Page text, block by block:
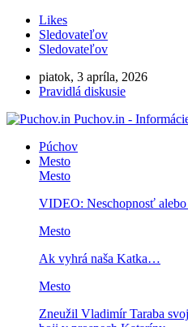
Likes
Sledovateľov
Sledovateľov
piatok, 3 apríla, 2026
Pravidlá diskusie
Puchov.in -
Púchov
Mesto
Mesto
VIDEO: Neschopnosť alebo
Mesto
Ak vyhrá naša Katka…
Mesto
Zneužil Vladimír Taraba